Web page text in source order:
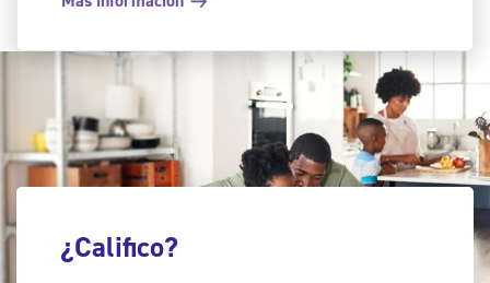
¿Califico?